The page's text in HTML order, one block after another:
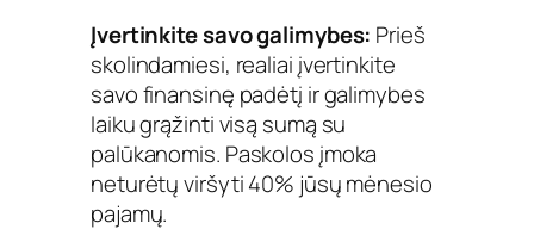
Įvertinkite savo galimybes: Prieš
skolindamiesi, realiai įvertinkite
savo finansinę padėtį ir galimybes
laiku grąžinti visą sumą su
palūkanomis. Paskolos įmoka
neturėtų viršyti 40% jūsų mėnesio
pajamų.